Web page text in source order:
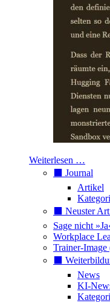
Weiterlesen …
⬛️ Journal
Artikel
⬛️ Neuster
Sage nicht
Workplace
Trainer-
⬛️
News
KI-